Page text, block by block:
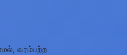
வரம்பற்ற